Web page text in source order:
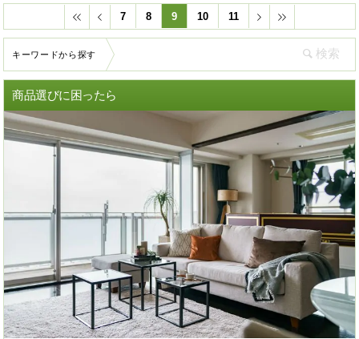
7 8 9 10 11
キーワードから探す
商品選びに困ったら